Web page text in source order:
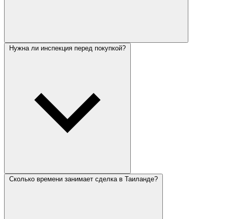
Нужна ли инспекция перед покупкой?
Сколько времени занимает сделка в Таиланде?